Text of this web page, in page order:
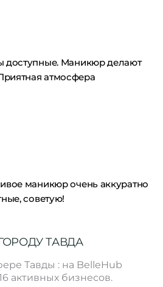
доступные. Маникюр делают
атмосфера
маникюр очень аккуратно
советую!
ТАВДА
Тавды : на BelleHub
активных бизнесов.